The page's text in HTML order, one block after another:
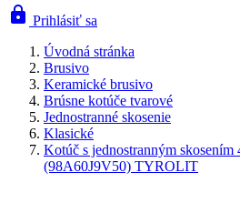
 Prihlásiť sa
Úvodná stránka
Brusivo
Keramické brusivo
Brúsne kotúče tvarové
Jednostranné skosenie
Klasické
Kotúč s jednostranným
(98A60J9V50) TYROLIT